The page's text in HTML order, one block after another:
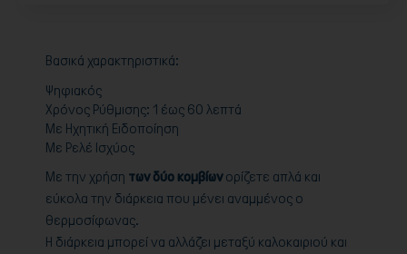
Βασικά χαρακτηριστικά:
Ψηφιακός
Χρόνος Ρύθμισης: 1 έως 60 λεπτά
Με Ηχητική Ειδοποίηση
Με Ρελέ Ισχύος
Με την χρήση των δύο κομβίων ορίζετε απλά και
εύκολα την διάρκεια που μένει αναμμένος ο
θερμοσίφωνας.
Η διάρκεια μπορεί να αλλάζει μεταξύ καλοκαιριού και